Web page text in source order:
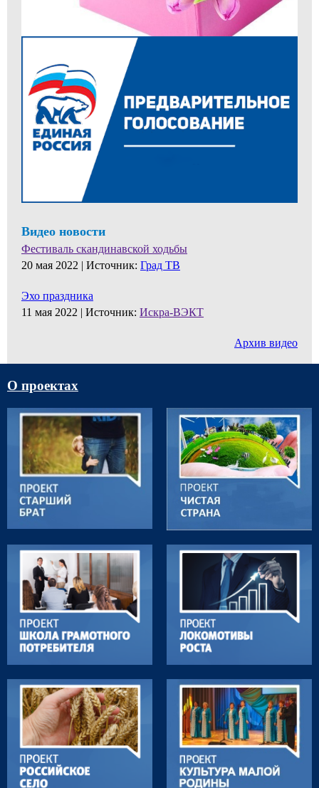
Видео новости
Фестиваль скандинавской ходьбы
20 мая 2022 | Источник: Град ТВ
Эхо праздника
11 мая 2022 | Источник: Искра-ВЭКТ
Архив видео
О проектах